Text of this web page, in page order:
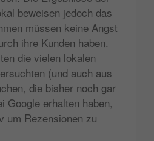
beweisen jedoch das
müssen keine Angst
ihre Kunden haben.
die vielen lokalen
(und auch aus
die bisher noch gar
Google erhalten haben,
um Rezensionen zu